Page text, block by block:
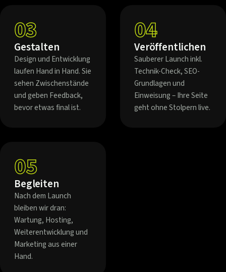
03
Gestalten
Design und Entwicklung
laufen Hand in Hand. Sie
sehen Zwischenstände
und geben Feedback,
bevor etwas final ist.
04
Veröffentlichen
Sauberer Launch inkl.
Technik-Check, SEO-
Grundlagen und
Einweisung – Ihre Seite
geht ohne Stolpern live.
05
Begleiten
Nach dem Launch
bleiben wir dran:
Wartung, Hosting,
Weiterentwicklung und
Marketing aus einer
Hand.